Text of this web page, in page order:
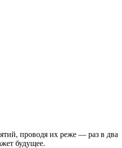
проводя их реже — раз в два
будущее.